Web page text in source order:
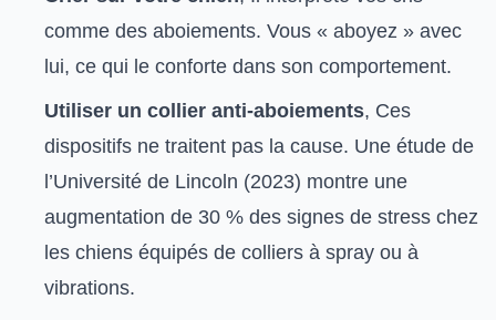
comme des aboiements. Vous « aboyez » avec
lui, ce qui le conforte dans son comportement.
Utiliser un collier anti-aboiements, Ces
dispositifs ne traitent pas la cause. Une étude de
l’Université de Lincoln (2023) montre une
augmentation de 30 % des signes de stress chez
les chiens équipés de colliers à spray ou à
vibrations.